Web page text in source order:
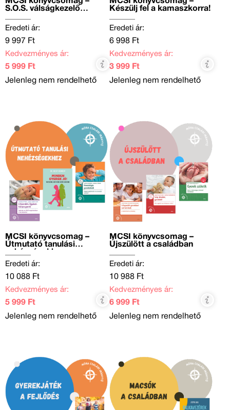
S.O.S. válságkezelő
Eredeti ár:
9 997 Ft
Kedvezményes ár:
5 999 Ft
Jelenleg nem rendelhető
Készülj fel a kamaszkorra!
Eredeti ár:
6 998 Ft
Kedvezményes ár:
3 999 Ft
Jelenleg nem rendelhető
MCSI könyvcsomag –
Útmutató tanulási
nehézségekhez
Eredeti ár:
10 088 Ft
Kedvezményes ár:
5 999 Ft
Jelenleg nem rendelhető
MCSI könyvcsomag –
Újszülött a családban
Eredeti ár:
10 988 Ft
Kedvezményes ár:
6 999 Ft
Jelenleg nem rendelhető